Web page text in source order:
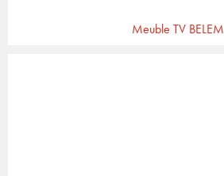
Meuble TV BELEM